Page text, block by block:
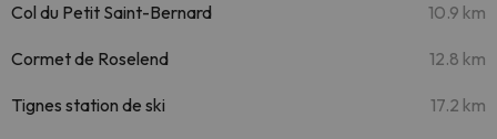
Col du Petit Saint-Bernard 10.9 km
Cormet de Roselend 12.8 km
Tignes station de ski 17.2 km